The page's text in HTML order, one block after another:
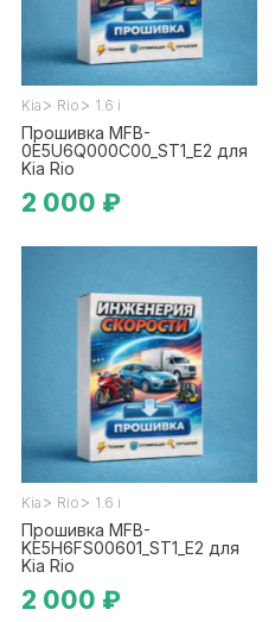
Kia > Rio > 1.6 i
Прошивка MFB-
0E5U6Q000C00_ST1_E2 для
Kia Rio
2 000 ₽
Kia > Rio > 1.6 i
Прошивка MFB-
KE5H6FS00601_ST1_E2 для
Kia Rio
2 000 ₽